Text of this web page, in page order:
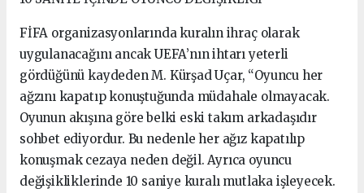
FİFA organizasyonlarında kuralın ihraç olarak
uygulanacağını ancak UEFA’nın ihtarı yeterli
gördüğünü kaydeden M. Kürşad Uçar, “Oyuncu her
ağzını kapatıp konuştuğunda müdahale olmayacak.
Oyunun akışına göre belki eski takım arkadaşıdır
sohbet ediyordur. Bu nedenle her ağız kapatılıp
konuşmak cezaya neden değil. Ayrıca oyuncu
değişikliklerinde 10 saniye kuralı mutlaka işleyecek.